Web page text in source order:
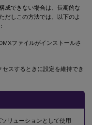
成できない場合は、長期的な
だしこの方法では、以下のよ
ファイルがインストールさ
スするときに設定を維持でき
リューションとして使用